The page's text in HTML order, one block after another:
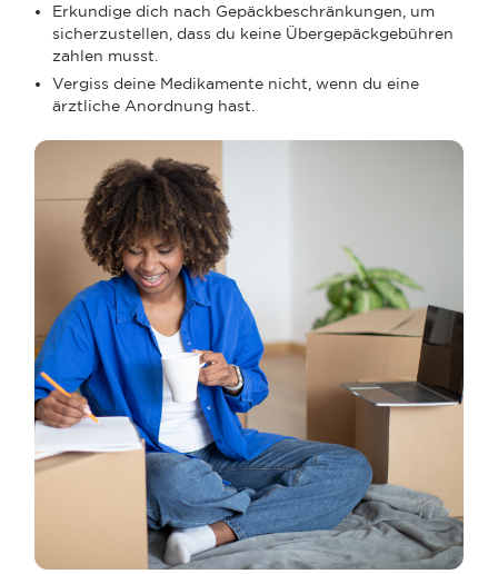
Erkundige dich nach Gepäckbeschränkungen, um
sicherzustellen, dass du keine Übergepäckgebühren
zahlen musst.
Vergiss deine Medikamente nicht, wenn du eine
ärztliche Anordnung hast.